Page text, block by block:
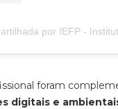
foram
digitais e